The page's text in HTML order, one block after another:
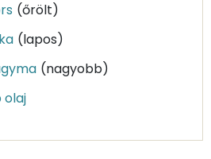
(őrölt)
(lapos)
(nagyobb)
olaj